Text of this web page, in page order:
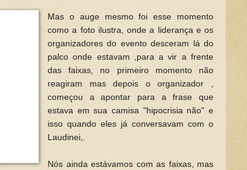
Mas o auge mesmo foi esse momento
como a foto ilustra, onde a liderança e os
organizadores do evento desceram lá do
palco onde estavam ,para a vir a frente
das faixas, no primeiro momento não
reagiram mas depois o organizador ,
começou a apontar para a frase que
estava em sua camisa "hipocrisia não" e
isso quando eles já conversavam com o
Laudinei,.
Nós ainda estávamos com as faixas, mas